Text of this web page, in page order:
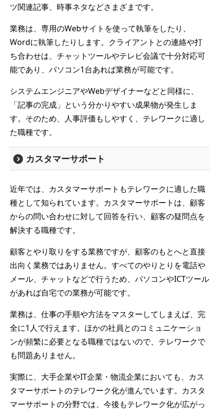
ツ関連記事、時事ネタなどさまざまです。
業務は、専用のWebサイトを使って執筆をしたり、
Wordに執筆したりします。クライアントとの連絡や打
ち合わせは、チャットツールやテレビ会議で十分対応可
能であり、パソコン1台あれば業務が可能です。
システムエンジニアやWebデザイナーなどと同様に、
「記事の完成」という分かりやすい成果物が発生しま
す。そのため、人事評価もしやすく、テレワークに適し
た職種です。
カスタマーサポート
近年では、カスタマーサポートもテレワークに適した職
種として知られています。カスタマーサポートは、顧客
からの問い合わせに対して回答を行い、顧客の疑問点を
解決する職種です。
顧客とやり取りをする業務ですが、顧客のもとへと直接
出向く業務ではありません。すべてのやりとりを電話や
メール、チャットなどで行うため、パソコンやICTツール
があれば自宅での業務が可能です。
業務は、仕事の手順や方法をマスターしてしまえば、完
全に1人で行えます。ほかの社員とのコミュニケーショ
ンが頻繁に必要となる職種ではないので、テレワークで
も問題ありません。
実際に、大手企業やIT企業・物流企業においても、カス
タマーサポートのテレワーク化が進んでいます。カスタ
マーサポートの分野では、今後もテレワーク化が広がっ